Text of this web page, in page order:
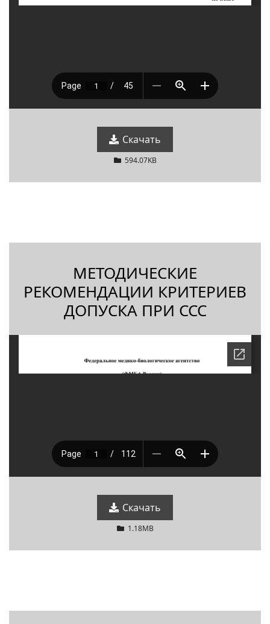
Скачать
594.07KB
МЕТОДИЧЕСКИЕ
РЕКОМЕНДАЦИИ КРИТЕРИЕВ
ДОПУСКА ПРИ ССС
Скачать
1.18MB